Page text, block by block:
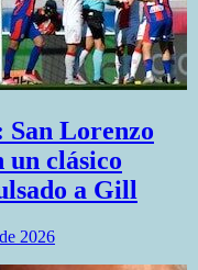
San Lorenzo
un clásico
a Gill
2026